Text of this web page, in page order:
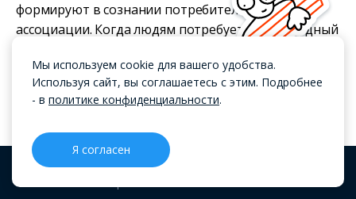
формируют в сознании потребителя четкие
ассоциации. Когда людям потребуется однородный
именно тот бренд, о котором слышал в рекламе
Формирует лояльность.
вызывает положительные эмоции, ассоциируется с
какими-то вирусными слоганами и образами,
лояльнее относятся к продукции и услугам этого
бренда. В перспективе лояльные потребители —
Мы используем cookie для вашего удобства.
Используя сайт, вы соглашаетесь с этим. Подробнее
- в политике конфиденциальности.
Я согласен